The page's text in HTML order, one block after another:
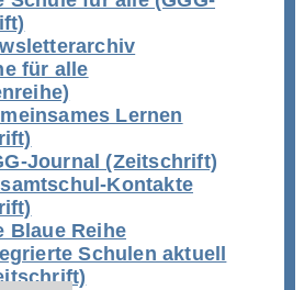
für alle
Lernen
Journal (Zeitschrift)
Kontakte
Blaue Reihe
Schulen aktuell